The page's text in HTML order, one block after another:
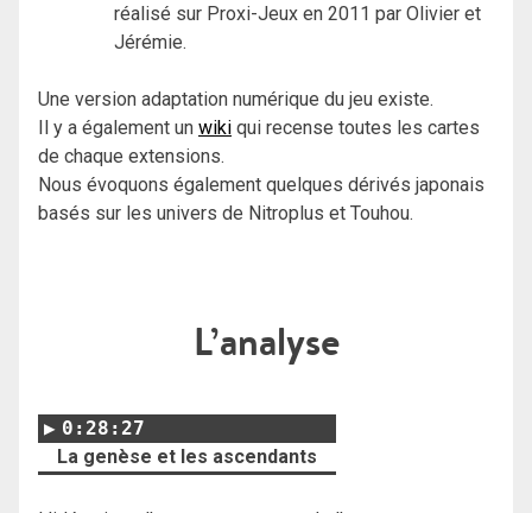
réalisé sur Proxi-Jeux en 2011 par Olivier et
Jérémie.
Une version adaptation numérique du jeu existe.
Il y a également un wiki qui recense toutes les cartes
de chaque extensions.
Nous évoquons également quelques dérivés japonais
basés sur les univers de Nitroplus et Touhou.
L’analyse
0:28:27
La genèse et les ascendants